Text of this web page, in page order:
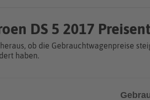
DS 5 2017
ob die Gebrauchtwagenpreise
haben.